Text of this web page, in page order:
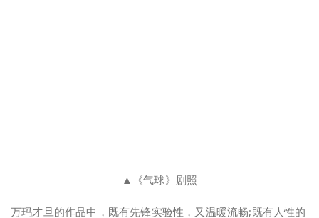
▲《气球》剧照
万玛才旦的作品中，既有先锋实验性，又温暖流畅;既有人性的